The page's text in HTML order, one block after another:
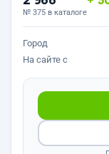
№ 375 в каталоге
Город
На сайте с